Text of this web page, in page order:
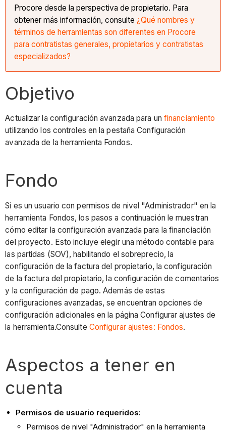
Procore desde la perspectiva de propietario. Para
obtener más información, consulte¿Qué nombres y
términos de herramientas son diferentes en Procore
para contratistas generales, propietarios y contratistas
especializados?
Objetivo
Actualizar la configuración avanzada para un financiamiento
utilizando los controles en la pestaña Configuración
avanzada de la herramienta Fondos.
Fondo
Si es un usuario con permisos de nivel "Administrador" en la
herramienta Fondos, los pasos a continuación le muestran
cómo editar la configuración avanzada para la financiación
del proyecto. Esto incluye elegir una método contable para
las partidas (SOV), habilitando el sobreprecio, la
configuración de la factura del propietario, la configuración
de la factura del propietario, la configuración de comentarios
y la configuración de pago. Además de estas
configuraciones avanzadas, se encuentran opciones de
configuración adicionales en la página Configurar ajustes de
la herramienta.Consulte Configurar ajustes: Fondos.
Aspectos a tener en
cuenta
Permisos de usuario requeridos:
Permisos de nivel "Administrador" en la herramienta